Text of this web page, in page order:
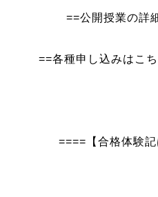
==公開授業の詳
==各種申し込みはこ
====【合格体験